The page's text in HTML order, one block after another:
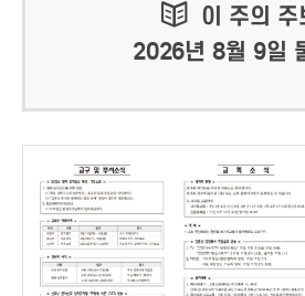
이 주의 주
2026년 8월 9일